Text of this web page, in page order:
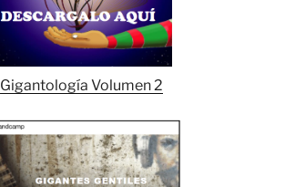
Gigantología Volumen 2